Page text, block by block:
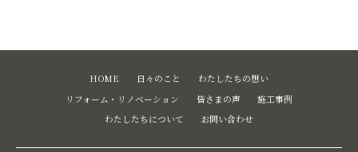
HOME 日々のこと
わたしたちの想い
リフォーム・リノベーション
皆さまの声
施工事例
わたしたちについて
お問い合わせ